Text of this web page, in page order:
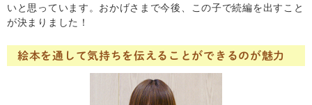
いと思っています。おかげさまで今後、この子で続編を出すこと
が決まりました！
絵本を通して気持ちを伝えることができるのが魅力